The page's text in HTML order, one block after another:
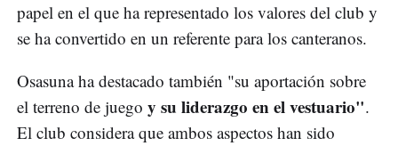
papel en el que ha representado los valores del club y
se ha convertido en un referente para los canteranos.
Osasuna ha destacado también "su aportación sobre
el terreno de juego y su liderazgo en el vestuario".
El club considera que ambos aspectos han sido